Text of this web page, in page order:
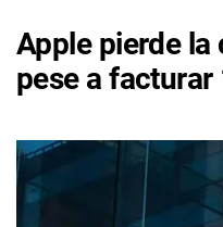
Apple pierde la
pese a